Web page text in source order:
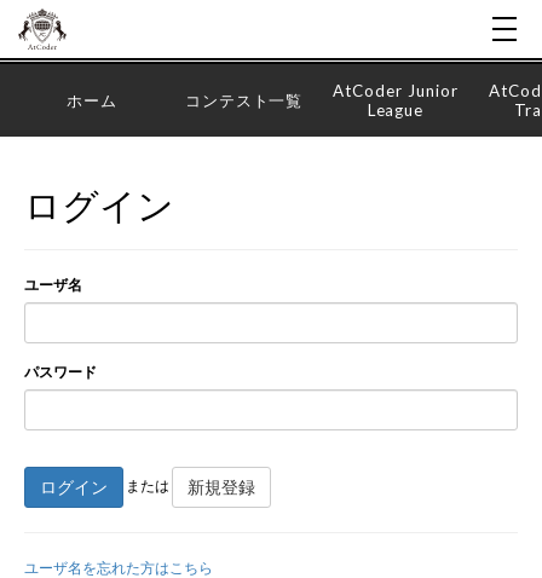
ホーム コンテスト一覧
AtCoder Junior
League
ログイン
ユーザ名
パスワード
ログイン または 新規登録
ユーザ名を忘れた方はこちら